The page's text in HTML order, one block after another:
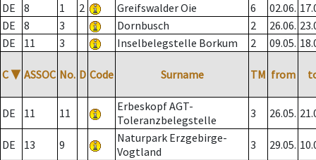
DE
8 1 2 Greifswalder Oie 6 02.06.
DE
8 3 Dornbusch 2 26.06.
DE
11 3 Inselbelegstelle Borkum 2 09.05.
C ▼ ASSOC No. D Code Surname TM from
DE 11 11
Erbeskopf AGT-
Toleranzbelegstelle
3 26.05.
DE 13 9
Naturpark Erzgebirge-
Vogtland
3 29.05.